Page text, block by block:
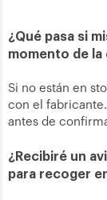
¿Qué pasa si
momento de la
Si no están en
con el
antes de
¿Recibiré un
para recoger